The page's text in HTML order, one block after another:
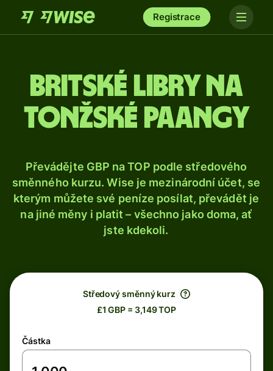
Registrace
Britské libry na
tonžské paangy
Převádějte GBP na TOP podle středového
směnného kurzu. Wise je mezinárodní účet, se
kterým můžete své peníze posílat, převádět je
na jiné měny i platit – všechno jako doma, ať
jste kdekoli.
Středový směnný kurz
£1 GBP = 3,149 TOP
Částka